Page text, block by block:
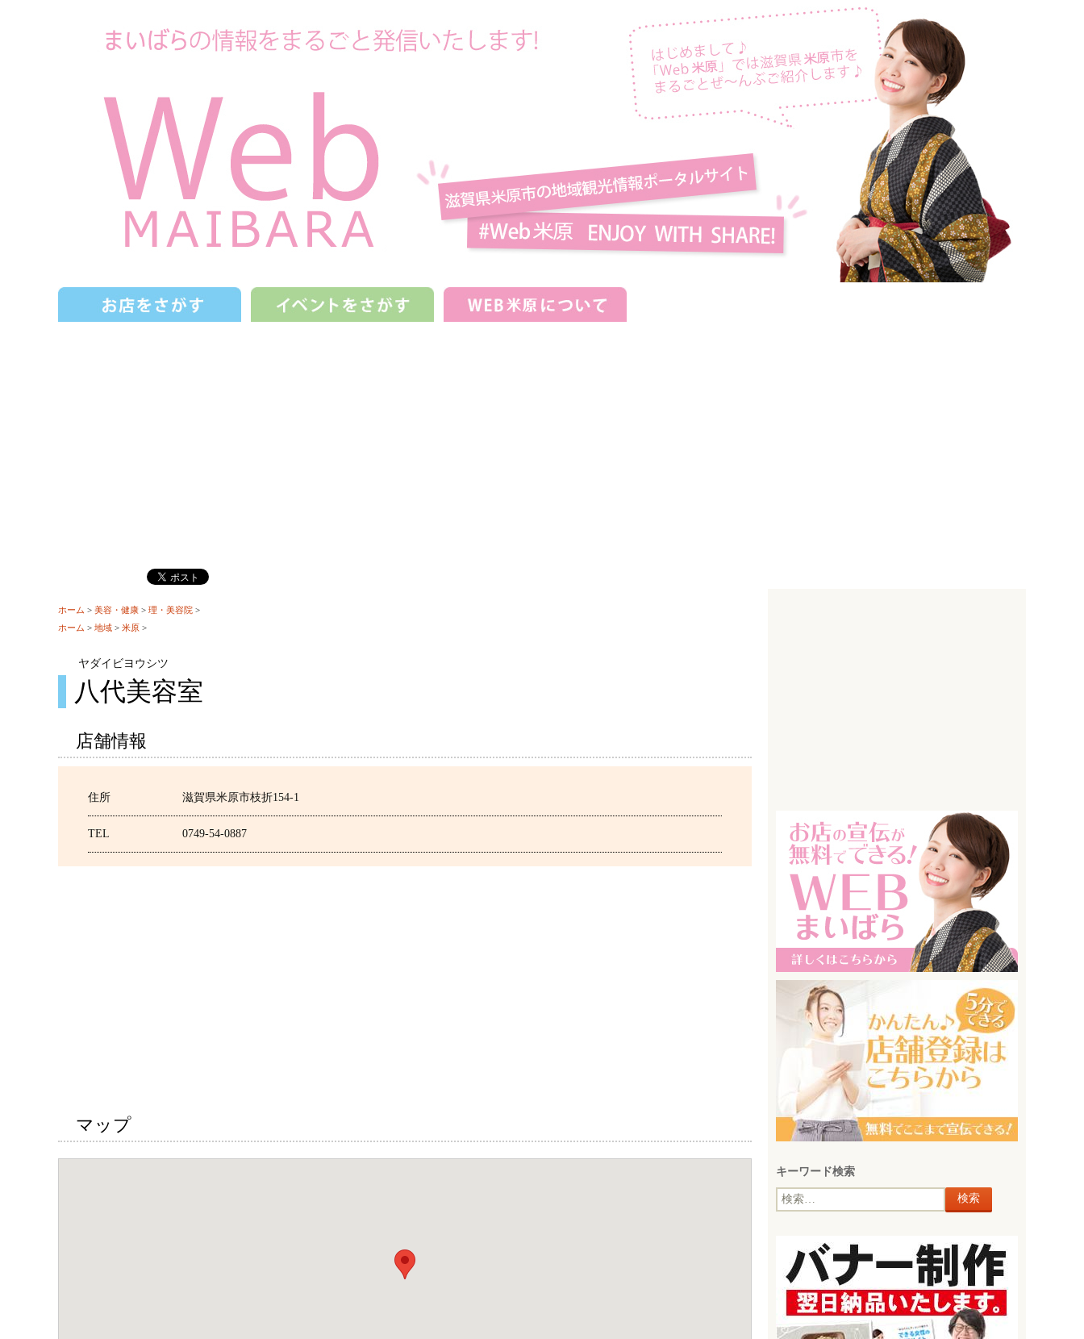
ホーム > 美容・健康 > 理・美容院 >
ホーム > 地域 > 米原 >
ヤダイビヨウシツ
八代美容室
店舗情報
住所 滋賀県米原市枝折154-1
TEL 0749-54-0887
マップ
キーワード検索
検